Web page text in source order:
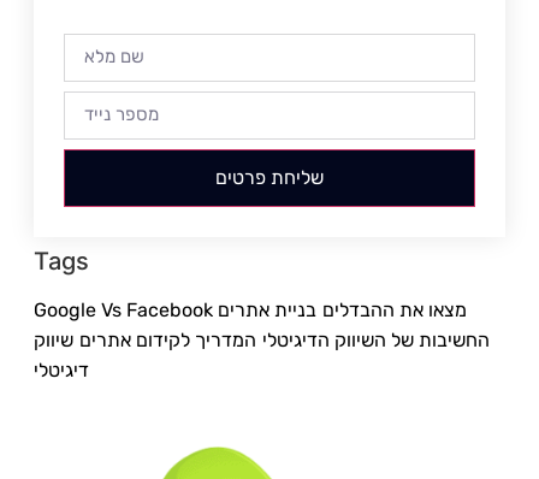
שליחת פרטים
Tags
Google Vs Facebook מצאו את ההבדלים בניית אתרים
החשיבות של השיווק הדיגיטלי המדריך לקידום אתרים שיווק
דיגיטלי